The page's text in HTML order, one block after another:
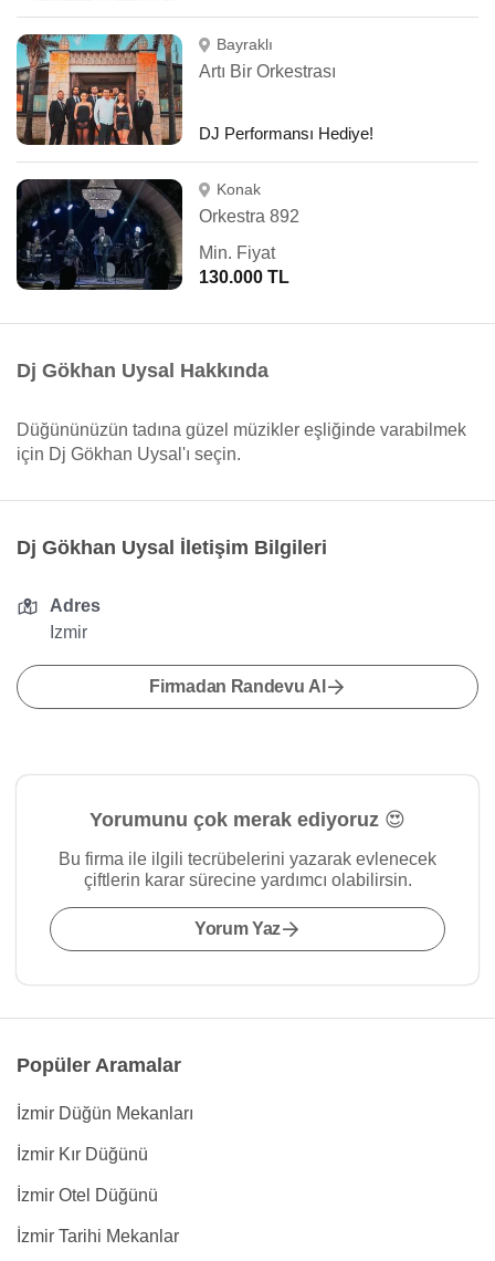
Bayraklı
Artı Bir Orkestrası
DJ Performansı Hediye!
Konak
Orkestra 892
Min. Fiyat
130.000 TL
Dj Gökhan Uysal Hakkında
Düğününüzün tadına güzel müzikler eşliğinde varabilmek
için Dj Gökhan Uysal'ı seçin.
Dj Gökhan Uysal İletişim Bilgileri
Adres
Izmir
Firmadan Randevu Al
Yorumunu çok merak ediyoruz 😍
Bu firma ile ilgili tecrübelerini yazarak evlenecek
çiftlerin karar sürecine yardımcı olabilirsin.
Yorum Yaz
Popüler Aramalar
İzmir Düğün Mekanları
İzmir Kır Düğünü
İzmir Otel Düğünü
İzmir Tarihi Mekanlar